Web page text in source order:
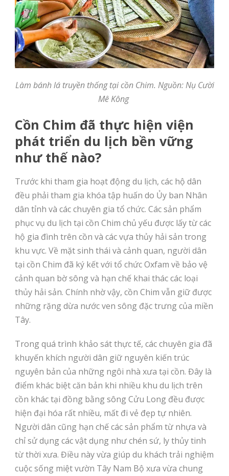
Làm bánh lá truyền thống tại cồn Chim. Nguồn: Nụ Cười
Mê Kông
Cồn Chim đã thực hiện viện
phát triển du lịch bền vững
như thế nào?
Trước khi tham gia hoạt động du lịch, các hộ dân
đều phải tham gia khóa tập huấn do Ủy ban Nhân
dân tỉnh và các chuyên gia tổ chức. Các sản phẩm
phục vụ du lịch tại cồn Chim chủ yếu được lấy từ các
hộ gia đình trên cồn và các vựa thủy hải sản trong
khu vực. Về mặt sinh thái và cảnh quan, người dân
tại cồn Chim đã ký kết với tổ chức Oxfam về bảo vệ
cảnh quan bờ sông và hạn chế khai thác các loại
thủy hải sản. Chính nhờ vậy, cồn Chim vẫn giữ được
những rặng dừa nước ven sông đặc trưng của miền
Tây.
Trong quá trình khảo sát thực tế, các chuyên gia đã
khuyến khích người dân giữ nguyên kiến trúc
nguyên bản của những ngôi nhà xưa tại cồn. Đây là
điểm khác biệt căn bản khi nhiều khu du lịch trên
cồn khác tại đồng bằng sông Cửu Long đều được
hiện đại hóa rất nhiều, mất đi vẻ đẹp tự nhiên.
Người dân cũng hạn chế các sản phẩm từ nhựa và
chỉ sử dụng các vật dụng như chén sứ, ly thủy tinh
từ thời xưa. Điều này vừa giúp du khách trải nghiệm
cuộc sống miệt vườn Tây Nam Bộ xưa vừa chung